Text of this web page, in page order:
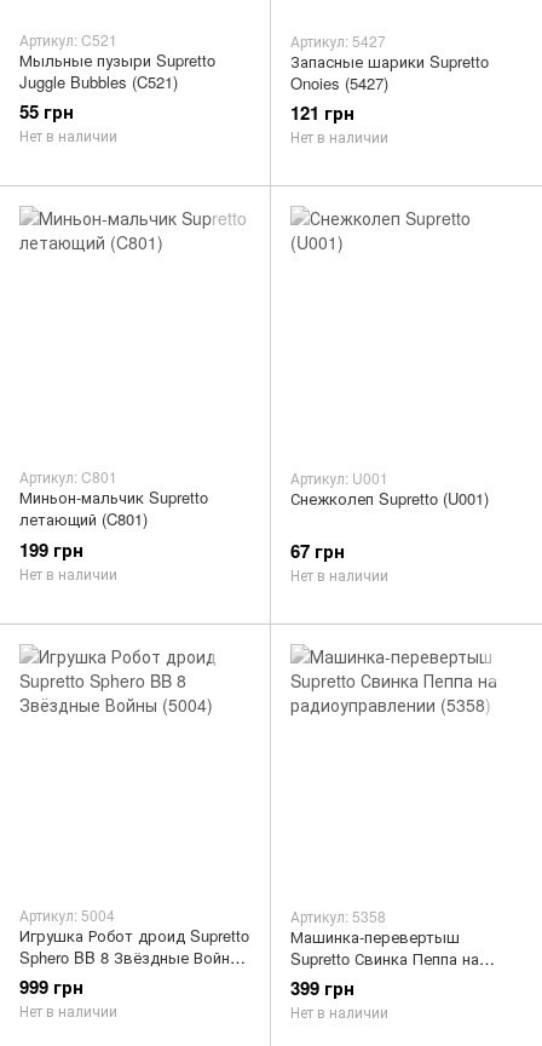
Артикул: C521
Мыльные пузыри Supretto
Juggle Bubbles (C521)
55 грн
Нет в наличии
Артикул: 5427
Запасные шарики Supretto
Onoies (5427)
121 грн
Нет в наличии
Артикул: C801
Миньон-мальчик Supretto
летающий (C801)
199 грн
Нет в наличии
Артикул: U001
Снежколеп Supretto (U001)
67 грн
Нет в наличии
Артикул: 5004
Игрушка Робот дроид Supretto
Sphero BB 8 Звёздные Войны
(5004)
999 грн
Нет в наличии
Артикул: 5358
Машинка-перевертыш
Supretto Свинка Пеппа на
радиоуправлении (5358)
399 грн
Нет в наличии